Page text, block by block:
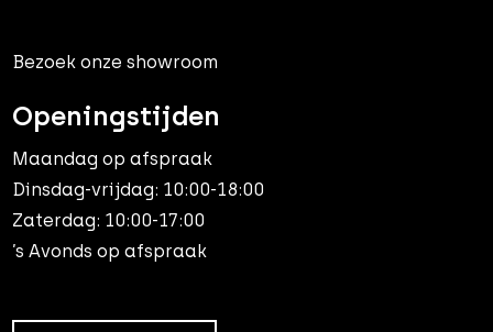
Bezoek onze showroom
Openingstijden
Maandag op afspraak
Dinsdag-vrijdag: 10:00-18:00
Zaterdag: 10:00-17:00
’s Avonds op afspraak